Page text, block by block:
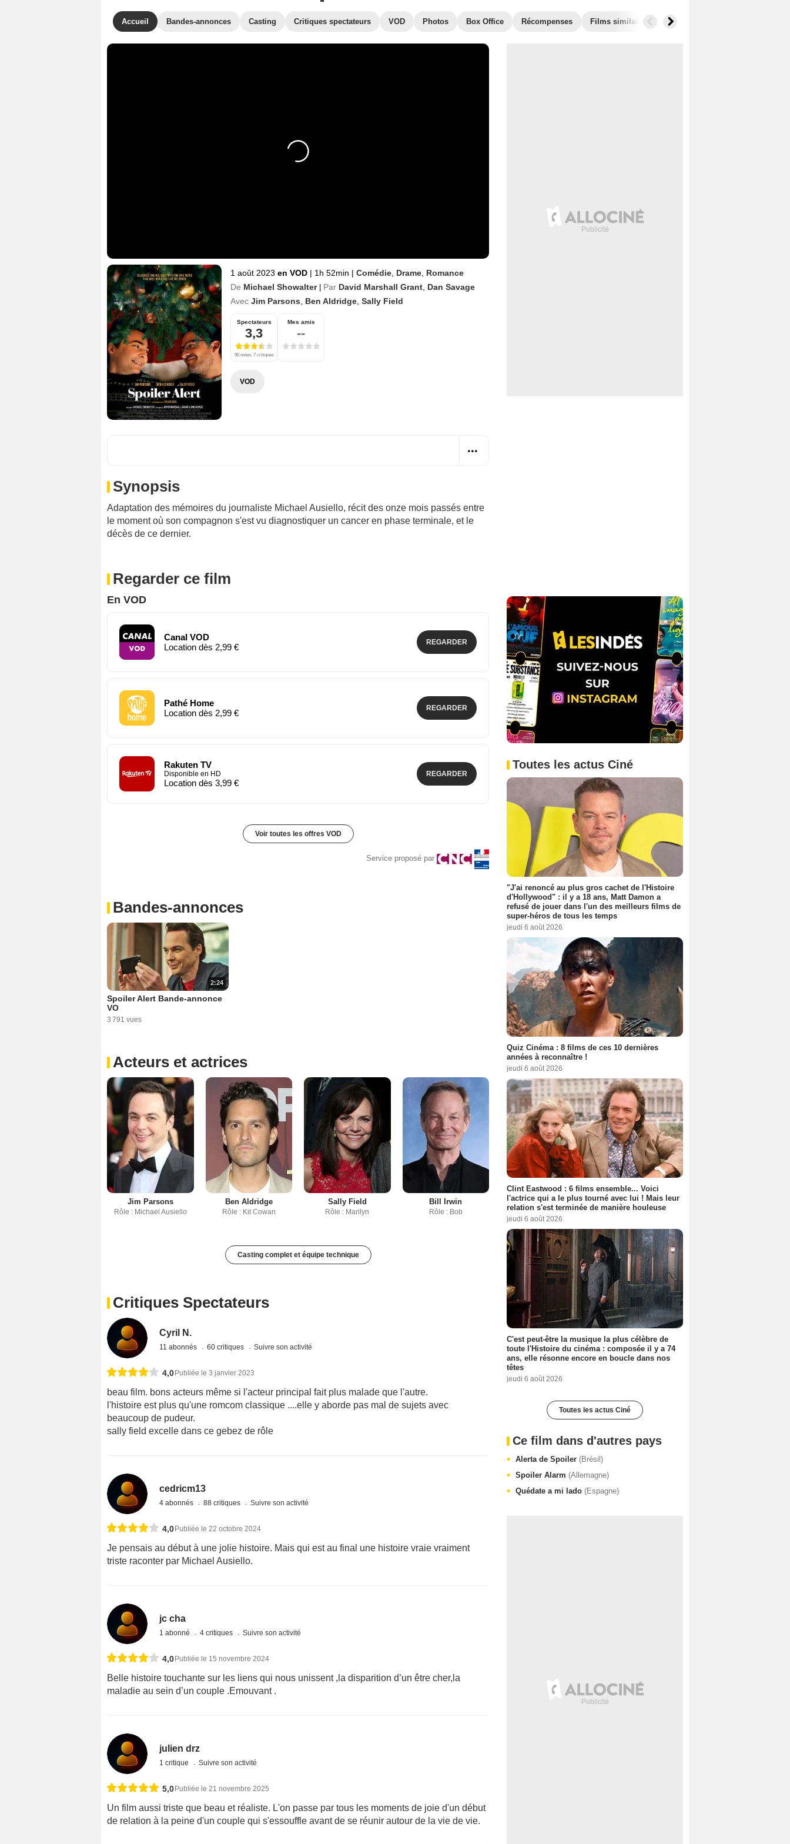
Accueil Bandes-annonces Casting Critiques spectateurs VOD Photos Box Office Récompenses Films similaires
1 août 2023 en VOD | 1h 52min | Comédie Drame Romance
De Michael Showalter | Par David Marshall Grant Dan Savage
Avec Jim Parsons Ben Aldridge Sally Field
Spectateurs
3,3
90 notes, 7 critiques
Mes amis
--
VOD
Synopsis
Adaptation des mémoires du journaliste Michael Ausiello, récit des onze mois passés entre
le moment où son compagnon s'est vu diagnostiquer un cancer en phase terminale, et le
décès de ce dernier.
Regarder ce film
En VOD
Canal VOD
Location dès 2,99 €
REGARDER
Pathé Home
Location dès 2,99 €
REGARDER
Rakuten TV
Disponible en HD
Location dès 3,99 €
REGARDER
Voir toutes les offres VOD
Service proposé par
Bandes-annonces
2:24
Spoiler Alert Bande-annonce
VO
3 791 vues
Acteurs et actrices
Jim Parsons
Rôle : Michael Ausiello
Ben Aldridge
Rôle : Kit Cowan
Sally Field
Rôle : Marilyn
Bill Irwin
Rôle : Bob
Casting complet et équipe technique
Critiques Spectateurs
Cyril N.
11 abonnés 60 critiques Suivre son activité
4,0Publiée le 3 janvier 2023
beau film. bons acteurs même si l'acteur principal fait plus malade que l'autre.
l'histoire est plus qu'une romcom classique ....elle y aborde pas mal de sujets avec
beaucoup de pudeur.
sally field excelle dans ce gebez de rôle
cedricm13
4 abonnés 88 critiques Suivre son activité
4,0Publiée le 22 octobre 2024
Je pensais au début à une jolie histoire. Mais qui est au final une histoire vraie vraiment
triste raconter par Michael Ausiello.
jc cha
1 abonné 4 critiques Suivre son activité
4,0Publiée le 15 novembre 2024
Belle histoire touchante sur les liens qui nous unissent ,la disparition d’un être cher,la
maladie au sein d’un couple .Emouvant .
julien drz
1 critique Suivre son activité
5,0Publiée le 21 novembre 2025
Un film aussi triste que beau et réaliste. L'on passe par tous les moments de joie d'un début
de relation à la peine d'un couple qui s'essouffle avant de se réunir autour de la vie de vie.
Toutes les actus Ciné
"J'ai renoncé au plus gros cachet de l'Histoire
d'Hollywood" : il y a 18 ans, Matt Damon a
refusé de jouer dans l'un des meilleurs films de
super-héros de tous les temps
jeudi 6 août 2026
Quiz Cinéma : 8 films de ces 10 dernières
années à reconnaître !
jeudi 6 août 2026
Clint Eastwood : 6 films ensemble... Voici
l'actrice qui a le plus tourné avec lui ! Mais leur
relation s'est terminée de manière houleuse
jeudi 6 août 2026
C'est peut-être la musique la plus célèbre de
toute l'Histoire du cinéma : composée il y a 74
ans, elle résonne encore en boucle dans nos
têtes
jeudi 6 août 2026
Toutes les actus Ciné
Ce film dans d'autres pays
Alerta de Spoiler (Brésil)
Spoiler Alarm (Allemagne)
Quédate a mi lado (Espagne)